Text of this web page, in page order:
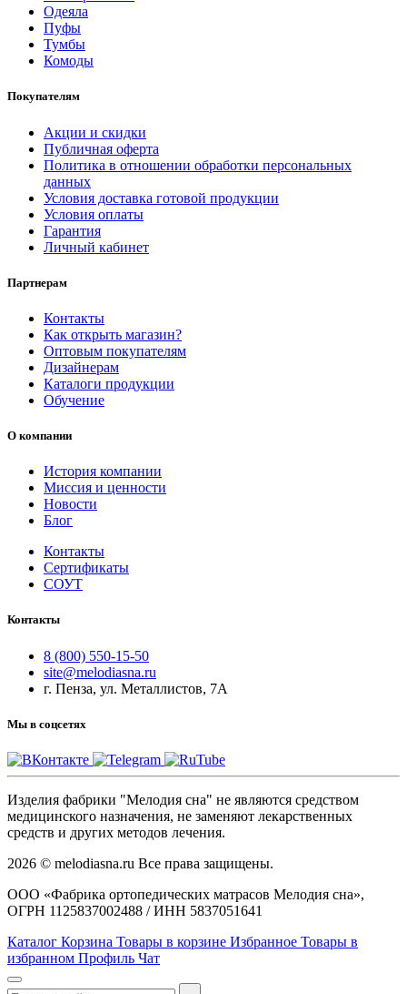
Одеяла
Пуфы
Тумбы
Комоды
Покупателям
Акции и скидки
Публичная оферта
Политика в отношении обработки персональных
данных
Условия доставка готовой продукции
Условия оплаты
Гарантия
Личный кабинет
Партнерам
Контакты
Как открыть магазин?
Оптовым покупателям
Дизайнерам
Каталоги продукции
Обучение
О компании
История компании
Миссия и ценности
Новости
Блог
Контакты
Сертификаты
СОУТ
Контакты
8 (800) 550-15-50
site@melodiasna.ru
г. Пенза, ул. Металлистов, 7А
Мы в соцсетях
Изделия фабрики "Мелодия сна" не являются средством
медицинского назначения, не заменяют лекарственных
средств и других методов лечения.
2026 © melodiasna.ru Все права защищены.
ООО «Фабрика ортопедических матрасов Мелодия сна»,
ОГРН 1125837002488 / ИНН 5837051641
Каталог Корзина Товары в корзине Избранное Товары в
избранном Профиль Чат